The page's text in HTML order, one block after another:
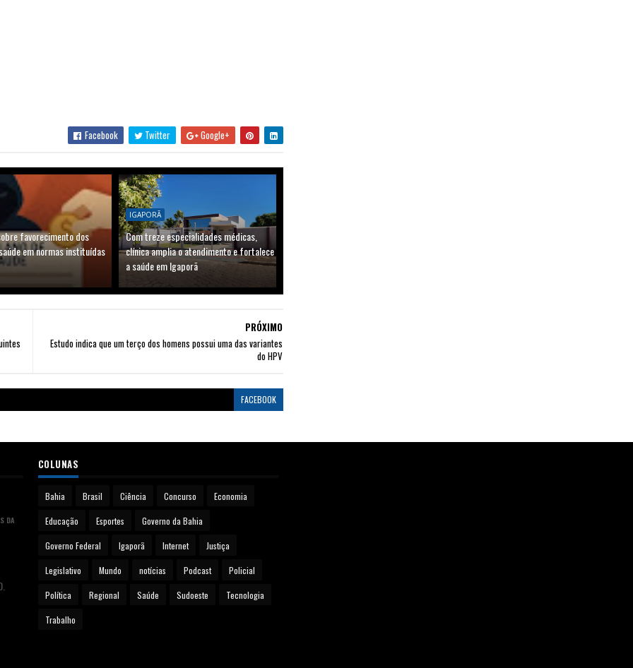
Facebook Twitter Google+
favorecimento dos
em normas instituídas
IGAPORÃ
Com treze especialidades médicas,
clínica amplia o atendimento e fortalece
a saúde em Igaporã
PRÓXIMO
Estudo indica que um terço dos homens possui uma das variantes
do HPV
FACEBOOK
DA
COLUNAS
Bahia Brasil Ciência Concurso Economia
Educação Esportes Governo da Bahia
Governo Federal Igaporã Internet Justiça
Legislativo Mundo notícias Podcast Policial
Política Regional Saúde Sudoeste Tecnologia
Trabalho